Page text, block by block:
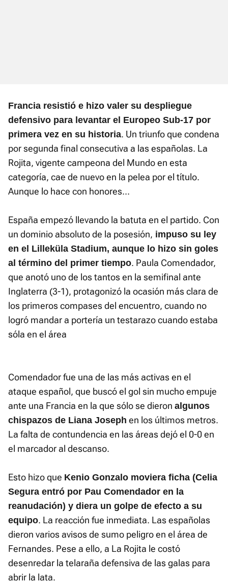
Francia resistió e hizo valer su despliegue
defensivo para levantar el Europeo Sub-17 por
primera vez en su historia. Un triunfo que condena
por segunda final consecutiva a las españolas. La
Rojita, vigente campeona del Mundo en esta
categoría, cae de nuevo en la pelea por el título.
Aunque lo hace con honores...
España empezó llevando la batuta en el partido. Con
un dominio absoluto de la posesión, impuso su ley
en el Lilleküla Stadium, aunque lo hizo sin goles
al término del primer tiempo. Paula Comendador,
que anotó uno de los tantos en la semifinal ante
Inglaterra (3-1), protagonizó la ocasión más clara de
los primeros compases del encuentro, cuando no
logró mandar a portería un testarazo cuando estaba
sóla en el área
Comendador fue una de las más activas en el
ataque español, que buscó el gol sin mucho empuje
ante una Francia en la que sólo se dieron algunos
chispazos de Liana Joseph en los últimos metros.
La falta de contundencia en las áreas dejó el 0-0 en
el marcador al descanso.
Esto hizo que Kenio Gonzalo moviera ficha (Celia
Segura entró por Pau Comendador en la
reanudación) y diera un golpe de efecto a su
equipo. La reacción fue inmediata. Las españolas
dieron varios avisos de sumo peligro en el área de
Fernandes. Pese a ello, a La Rojita le costó
desenredar la telaraña defensiva de las galas para
abrir la lata.